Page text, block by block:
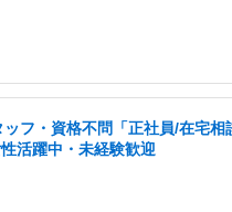
フ・資格不問「正社員/在宅相
活躍中・未経験歓迎